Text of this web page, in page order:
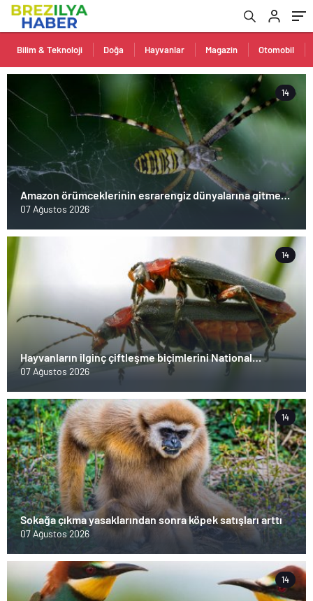
Bilim & Teknoloji Doğa Hayvanlar Magazin Otomobil
14
Amazon örümceklerinin esrarengiz dünyalarına gitmeye
hazır olun.
07 Ağustos 2026
14
Hayvanların ilginç çiftleşme biçimlerini National
Geographic görüntüledi.
07 Ağustos 2026
14
Sokağa çıkma yasaklarından sonra köpek satışları arttı
07 Ağustos 2026
14